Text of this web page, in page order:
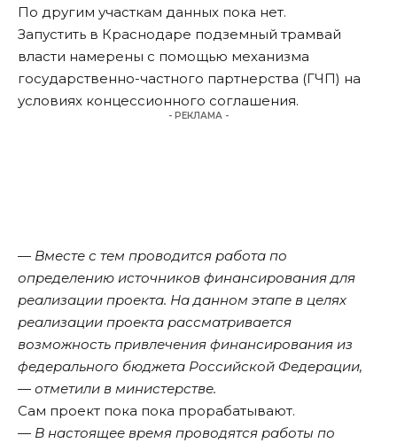
По другим участкам данных пока нет.
Запустить в Краснодаре подземный трамвай
власти намерены с помощью механизма
государственно-частного партнерства (ГЧП) на
условиях концессионного соглашения.
- РЕКЛАМА -
— Вместе с тем проводится работа по
определению источников финансирования для
реализации проекта. На данном этапе в целях
реализации проекта рассматривается
возможность привлечения финансирования из
федерального бюджета Российской Федерации,
— отметили в министерстве.
Сам проект пока пока прорабатывают.
— В настоящее время проводятся работы по